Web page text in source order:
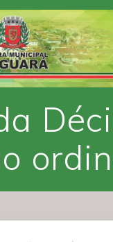
Skip
to
content